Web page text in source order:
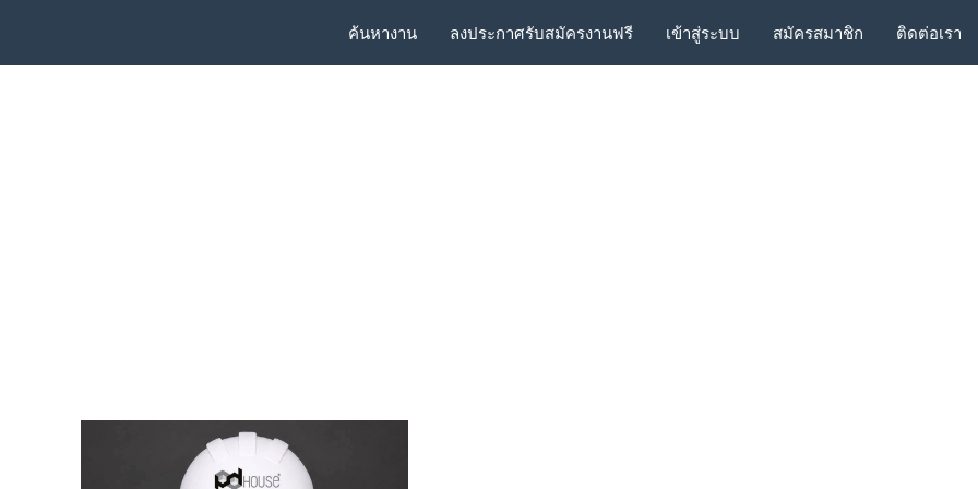
ค้นหางาน ลงประกาศรับสมัครงานฟรี เข้าสู่ระบบ สมัครสมาชิก ติดต่อเรา